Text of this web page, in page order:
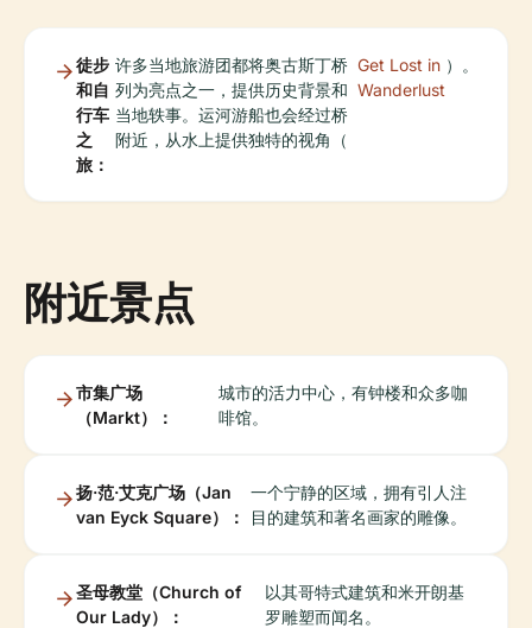
徒步
和自
行车
之
旅：
许多当地旅游团都将奥古斯丁桥
列为亮点之一，提供历史背景和
当地轶事。运河游船也会经过桥
附近，从水上提供独特的视角（
Get Lost in
Wanderlust
）。
附近景点
市集广场
（Markt）：
城市的活力中心，有钟楼和众多咖
啡馆。
扬·范·艾克广场（Jan
van Eyck Square）：
一个宁静的区域，拥有引人注
目的建筑和著名画家的雕像。
圣母教堂（Church of
Our Lady）：
以其哥特式建筑和米开朗基
罗雕塑而闻名。